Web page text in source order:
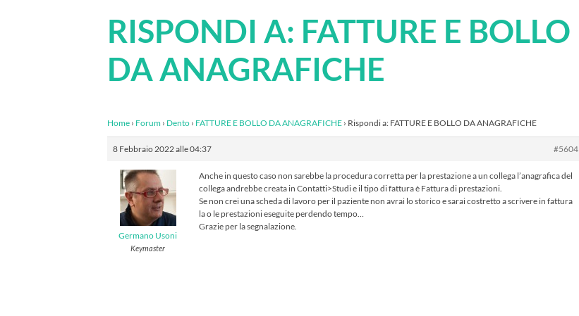
RISPONDI A: FATTURE E BOLLO
DA ANAGRAFICHE
Home › Forum › Dento › FATTURE E BOLLO DA ANAGRAFICHE › Rispondi a: FATTURE E BOLLO DA ANAGRAFICHE
8 Febbraio 2022 alle 04:37 #5604
Germano Usoni
Keymaster
Anche in questo caso non sarebbe la procedura corretta per la prestazione a un collega l’anagrafica del
collega andrebbe creata in Contatti>Studi e il tipo di fattura è Fattura di prestazioni.
Se non crei una scheda di lavoro per il paziente non avrai lo storico e sarai costretto a scrivere in fattura
la o le prestazioni eseguite perdendo tempo…
Grazie per la segnalazione.